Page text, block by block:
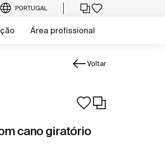
PORTUGAL
Área profissional
Voltar
cano giratório